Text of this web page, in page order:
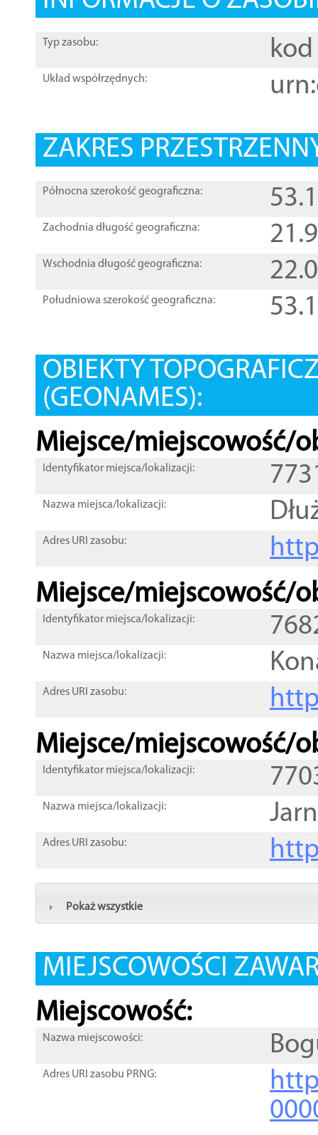
Typ zasobu: kod
Układ współrzędnych:
ZAKRES
Północna szerokość geograficzna:
Zachodnia długość geograficzna:
Wschodnia długość geograficzna:
Południowa szerokość geograficzna:
OBIEKTY
(GEONAMES):
Miejsce/miejscowość/
Identyfikator miejsca/lokalizacji:
Nazwa miejsca/lokalizacji:
Adres URI zasobu:
Miejsce/miejscowość/
Identyfikator miejsca/lokalizacji:
Nazwa miejsca/lokalizacji:
Adres URI zasobu:
Miejsce/miejscowość/
Identyfikator miejsca/lokalizacji:
Nazwa miejsca/lokalizacji:
Adres URI zasobu:
Pokaż wszystkie
MIEJSCOWOŚCI
Miejscowość:
Nazwa miejscowości:
Adres URI zasobu PRNG: